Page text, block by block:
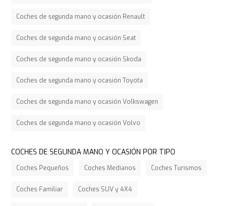
Coches de segunda mano y ocasión Renault
Coches de segunda mano y ocasión Seat
Coches de segunda mano y ocasión Skoda
Coches de segunda mano y ocasión Toyota
Coches de segunda mano y ocasión Volkswagen
Coches de segunda mano y ocasión Volvo
COCHES DE SEGUNDA MANO Y OCASIÓN POR TIPO
Coches Pequeños Coches Medianos Coches Turismos
Coches Familiar Coches SUV y 4X4